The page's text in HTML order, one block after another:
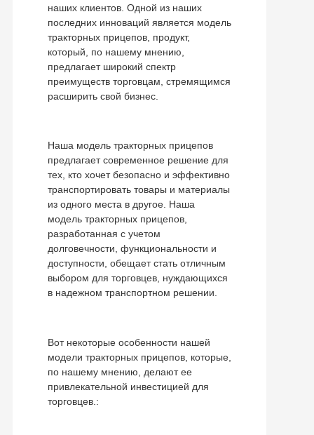
наших клиентов. Одной из наших
последних инноваций является модель
тракторных прицепов, продукт,
который, по нашему мнению,
предлагает широкий спектр
преимуществ торговцам, стремящимся
расширить свой бизнес.
Наша модель тракторных прицепов
предлагает современное решение для
тех, кто хочет безопасно и эффективно
транспортировать товары и материалы
из одного места в другое. Наша
модель тракторных прицепов,
разработанная с учетом
долговечности, функциональности и
доступности, обещает стать отличным
выбором для торговцев, нуждающихся
в надежном транспортном решении.
Вот некоторые особенности нашей
модели тракторных прицепов, которые,
по нашему мнению, делают ее
привлекательной инвестицией для
торговцев.: